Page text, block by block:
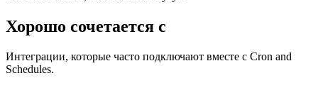
Хорошо сочетается с
Интеграции, которые часто подключают вместе с Cron and
Schedules.